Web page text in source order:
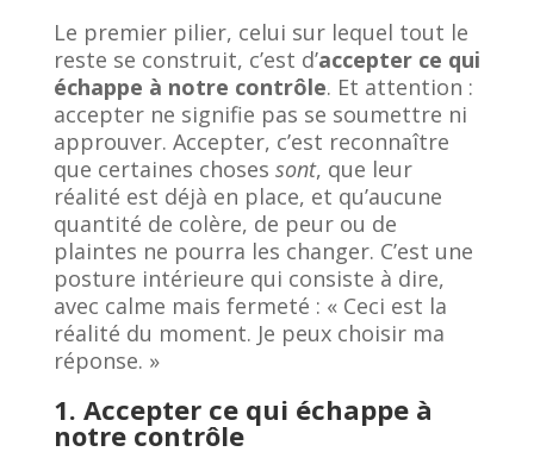
Le premier pilier, celui sur lequel tout le
reste se construit, c’est d’accepter ce qui
échappe à notre contrôle. Et attention :
accepter ne signifie pas se soumettre ni
approuver. Accepter, c’est reconnaître
que certaines choses sont, que leur
réalité est déjà en place, et qu’aucune
quantité de colère, de peur ou de
plaintes ne pourra les changer. C’est une
posture intérieure qui consiste à dire,
avec calme mais fermeté : « Ceci est la
réalité du moment. Je peux choisir ma
réponse. »
1. Accepter ce qui échappe à
notre contrôle